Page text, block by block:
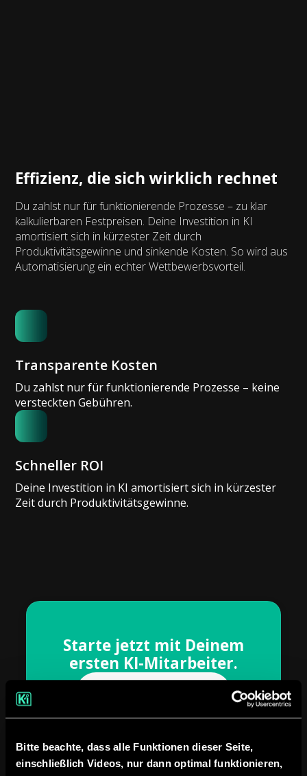
Bitte beachte, dass alle Funktionen dieser Seite,
einschließlich Videos, nur dann optimal funktionieren,
Effizienz, die sich wirklich rechnet
Du zahlst nur für funktionierende Prozesse – zu klar
kalkulierbaren Festpreisen. Deine Investition in KI
amortisiert sich in kürzester Zeit durch
Produktivitätsgewinne und sinkende Kosten. So wird aus
Automatisierung ein echter Wettbewerbsvorteil.
Transparente Kosten
Du zahlst nur für funktionierende Prozesse – keine
versteckten Gebühren.
Schneller ROI
Deine Investition in KI amortisiert sich in kürzester
Zeit durch Produktivitätsgewinne.
Starte jetzt mit Deinem
ersten KI-Mitarbeiter.